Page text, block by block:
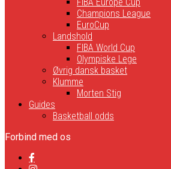
Champions League
EuroCup
Landshold
FIBA World Cup
Olympiske Lege
Øvrig dansk basket
Klumme
Morten Stig
Guides
Basketball odds
Forbind med os